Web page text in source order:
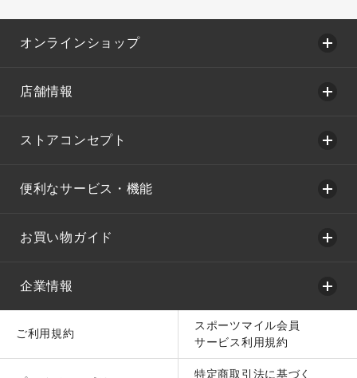
オンラインショップ
店舗情報
ストアコンセプト
便利なサービス・機能
お買い物ガイド
企業情報
ご利用規約
スポーツマイル会員
サービス利用規約
特定商取引法に基づく